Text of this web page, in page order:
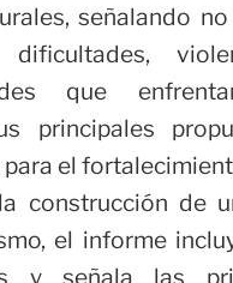
señalando
dificultades,
que
principales
para el
construcción de
el informe